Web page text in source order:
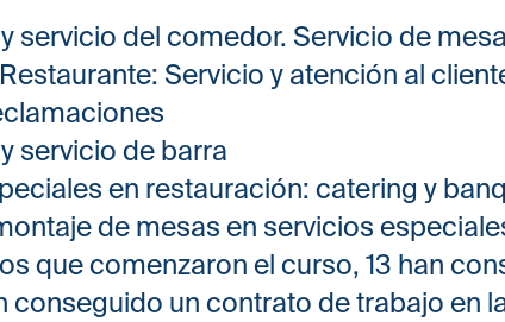
servicio del comedor. Servicio de
Servicio y atención al
servicio de barra
en restauración: catering y
de mesas en servicios
que comenzaron el curso, 13 han
conseguido un contrato de trabajo en